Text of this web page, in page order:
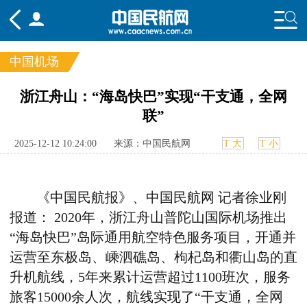
频道
国内
航图 智库 专题 舆情
中国机场
浙江舟山：“海岛快巴”实现“干支通，全网
联”
2025-12-12 10:24:00 来源：中国民航网 T 大 T 小
《中国民航报》、中国民航网 记者徐业刚
报道：
2020年，浙江舟山普陀山国际机场推出
“海岛快巴”岛际通用航空特色服务项目，开通并
运营至东极岛、嵊泗礁岛、枸杞岛和衢山岛的直
升机航线， 5年来累计运营超过1100班次，服务
旅客15000余人次，航线实现了“干支通，全网